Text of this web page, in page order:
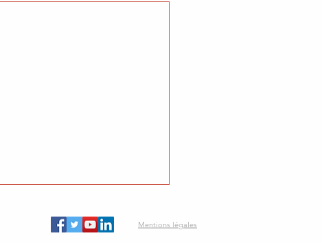
Mentions légales